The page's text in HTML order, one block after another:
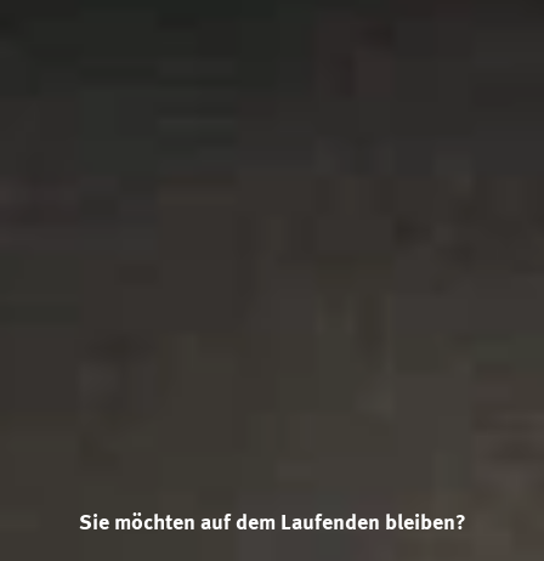
Sie möchten auf dem Laufenden bleiben?